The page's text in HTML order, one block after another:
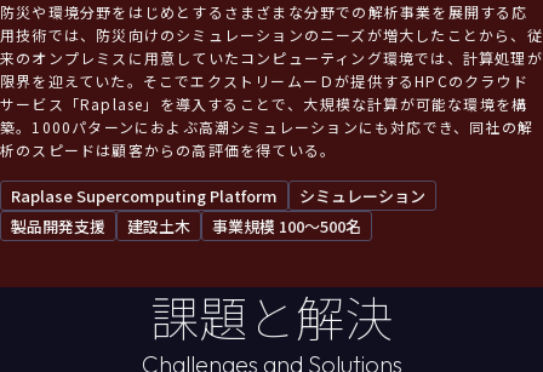
防災や環境分野をはじめとするさまざまな分野での解析事業を展開する応
用技術では、防災向けのシミュレーションのニーズが増大したことから、従
来のオンプレミスに用意していたコンピューティング環境では、計算処理が
限界を迎えていた。そこでエクストリームーＤが提供するHPCのクラウド
サービス「Raplase」を導入することで、大規模な計算が可能な環境を構
築。1000パターンにおよぶ高潮シミュレーションにも対応でき、同社の解
析のスピードは顧客からの高評価を得ている。
Raplase Supercomputing Platform
シミュレーション
製品開発支援
建設土木 事業規模 100〜500名
課題と解決